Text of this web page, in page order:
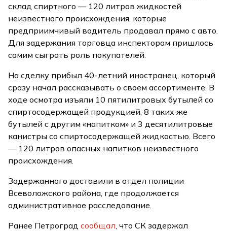
склад спиртного — 120 литров жидкостей
неизвестного происхождения, которые
предприимчивый водитель продавал прямо с авто.
Для задержания торговца инспекторам пришлось
самим сыграть роль покупателей.
На сделку прибыл 40-летний иностранец, который
сразу начал рассказывать о своем ассортименте. В
ходе осмотра изъяли 10 пятилитровых бутылей со
спиртосодержащей продукцией, 8 таких же
бутылей с другим «напитком» и 3 десятилитровые
канистры со спиртосодержащей жидкостью. Всего
— 120 литров опасных напитков неизвестного
происхождения.
Задержанного доставили в отдел полиции
Всеволожского района, где продолжается
административное расследование.
Ранее Петроградсообщал , что СК задержал